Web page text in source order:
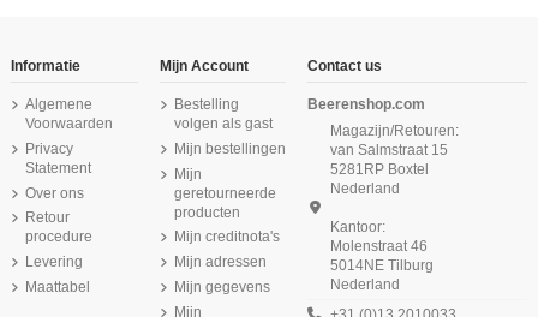
Beeren Jongens T-shirt ronde hals
M3000 Wit
Beeren Jongens singlet M3000
6Pack Wit
Beeren Jongens singlet M3000 Wit Beeren Jongens singlet Young Zwart
Beeren Heren singlet M3000 6Pack
Beeren Kinder Thermo Pantalon
Zwart
Beeren Dames Elegance Maxi Slip
Beeren Jongens T-shirt ronde hals
M3000 Zwart
Informatie
Algemene
Voorwaarden
Privacy
Statement
Over ons
Retour
procedure
Levering
Maattabel
Mijn Account
Bestelling
volgen als gast
Mijn bestellingen
Mijn
geretourneerde
producten
Mijn creditnota's
Mijn adressen
Mijn gegevens
Mijn
Contact us
Beerenshop.com
Magazijn/Retouren:
van Salmstraat 15
5281RP Boxtel
Nederland
Kantoor:
Molenstraat 46
5014NE Tilburg
Nederland